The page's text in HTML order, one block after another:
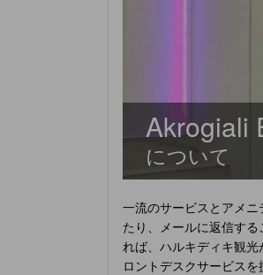
Akrogiali
について
一流のサービスとアメ
たり、メールに返信す
れば、ハルキディキ観
ロントデスクサービス